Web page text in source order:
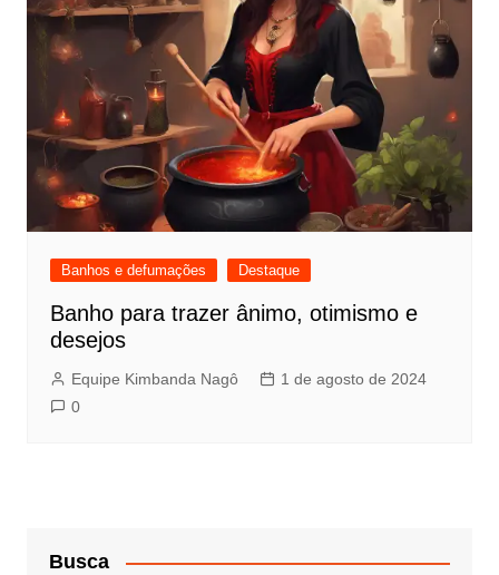
Banhos e defumações Destaque
Banho para trazer ânimo, otimismo e
desejos
Equipe Kimbanda Nagô
1 de agosto de 2024
0
Busca